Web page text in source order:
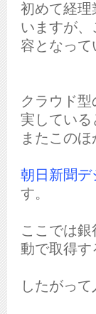
初めて経
いますが
容となって
クラウド
実してい
またこの
朝日新聞デ
す。
ここでは
動で取得
したがっ